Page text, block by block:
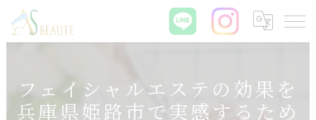
フェイシャルエステの効果を
兵庫県姫路市で実感するため